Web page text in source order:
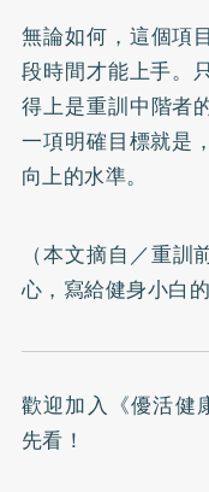
無論如何，這個項
段時間才能上手。
得上是重訓中階者
一項明確目標就是
向上的水準。
（本文摘自／重訓
心，寫給健身小白
歡迎加入 《優活
先看！